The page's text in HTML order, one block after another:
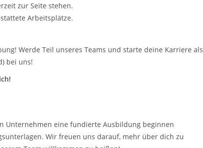
zur Seite stehen.
Arbeitsplätze.
Werde Teil unseres Teams und starte deine Karriere als
bei uns!
Unternehmen eine fundierte Ausbildung beginnen
Wir freuen uns darauf, mehr über dich zu